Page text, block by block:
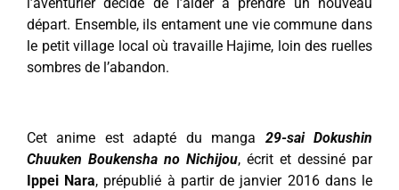
départ. Ensemble, ils entament une vie commune dans
le petit village local où travaille Hajime, loin des ruelles
sombres de l’abandon.
Cet anime est adapté du manga 29-sai Dokushin
Chuuken Boukensha no Nichijou, écrit et dessiné par
Ippei Nara, prépublié à partir de janvier 2016 dans le